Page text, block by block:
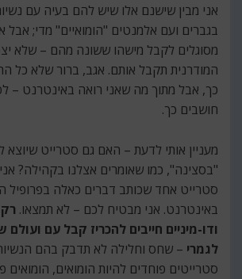
אני מבין שישנם אלו שיש להם בעיה עם
בגברים ועם אלמנטים "הומואיים" מדי;
מסוגלים לקבל מישהו ששונה מהם – שלא
המודרנית תקבל אותם. אגב, ברור שלא כל
כך, אבל מתוך מה שאני רואה באינטרנט –
חושבים כך.
מעניין אותי לדעת – האם גם סטרייט שיוצא
"בסצינה", כמו שאומרים אצלנו בקהילה?
סטרייט אחד שכותב דברים כאלה בפרופיל
באינטרנט. אני מבטיח לכם – לא תמצאו.
ודו-מיניים חייבים להכריז קבל עם ועולם
לגמרי – שחס וחלילה לא תדבק בהם
סטרייטים פוחדים להיות הומואים, הומואים